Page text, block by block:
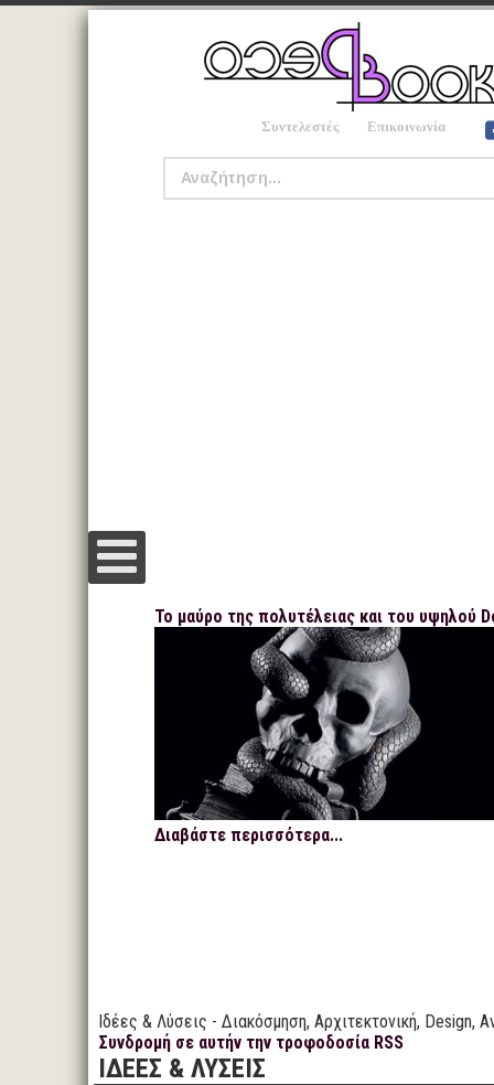
Συντελεστές Επικοινωνία
Το μαύρο της πολυτέλειας και του υψηλού
Διαβάστε περισσότερα...
Ιδέες & Λύσεις - Διακόσμηση, Αρχιτεκτονική, Design,
Συνδρομή σε αυτήν την τροφοδοσία RSS
ΙΔΕΕΣ & ΛΥΣΕΙΣ